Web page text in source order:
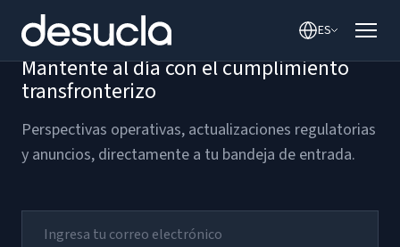
contenido
ES
Mantente al día con el cumplimiento
transfronterizo
Perspectivas operativas, actualizaciones regulatorias
y anuncios, directamente a tu bandeja de entrada.